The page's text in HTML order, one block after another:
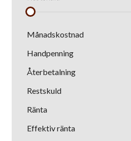
Månadskostnad
Handpenning
Återbetalning
Restskuld
Ränta
Effektiv ränta